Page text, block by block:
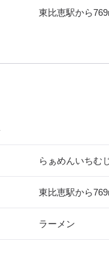
東比恵駅から
らぁめんいちむ
東比恵駅から
ラーメン